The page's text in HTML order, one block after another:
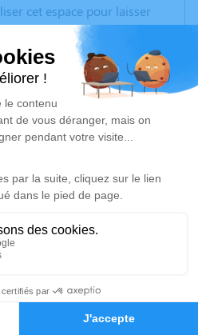
Hommages
cet espace pour laisser
des photos souvenirs, une
pensées à travers des
endroit est un lieu
la mémoire d’André
hommage est
Je rends hommage
et Parc Mémorial
en-Provence